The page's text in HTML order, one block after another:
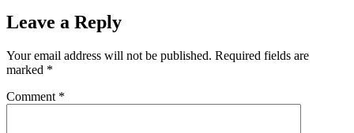
Leave a Reply
Your email address will not be published. Required fields are
marked *
Comment *